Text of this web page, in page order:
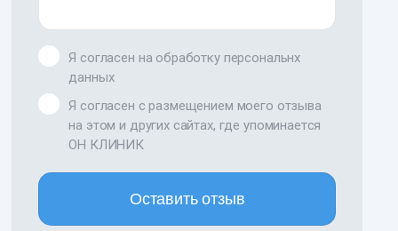
Я согласен на обработку персональнх
данных
Я согласен с размещением моего отзыва
на этом и других сайтах, где упоминается
ОН КЛИНИК
Оставить отзыв